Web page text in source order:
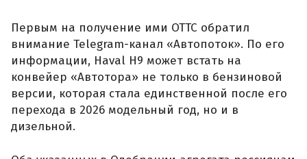
Первым на получение ими ОТТС обратил
внимание Telegram-канал «Автопоток». По его
информации, Haval H9 может встать на
конвейер «Автотора» не только в бензиновой
версии, которая стала единственной после его
перехода в 2026 модельный год, но и в
дизельной.